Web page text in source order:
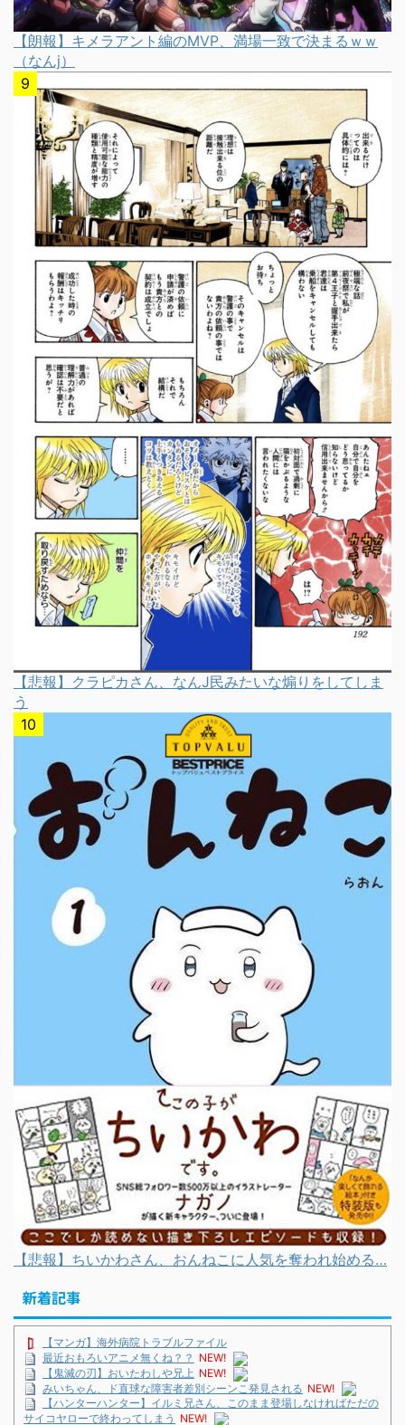
【朗報】キメラアント編のMVP、満場一致で決まるｗｗ
（なんj）
【悲報】クラピカさん、なんJ民みたいな煽りをしてしま
う
【悲報】ちいかわさん、おんねこに人気を奪われ始める…
新着記事
【マンガ】海外病院トラブルファイル
最近おもろいアニメ無くね？？ NEW!
【鬼滅の刃】おいたわしや兄上 NEW!
みいちゃん、ド直球な障害者差別シーンこ発見される NEW!
【ハンターハンター】イルミ兄さん、このまま登場しなければただの
サイコヤローで終わってしまう NEW!